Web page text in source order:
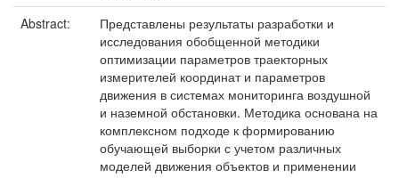
Abstract:
Представлены результаты разработки и
исследования обобщенной методики
оптимизации параметров траекторных
измерителей координат и параметров
движения в системах мониторинга воздушной
и наземной обстановки. Методика основана на
комплексном подходе к формированию
обучающей выборки с учетом различных
моделей движения объектов и применении